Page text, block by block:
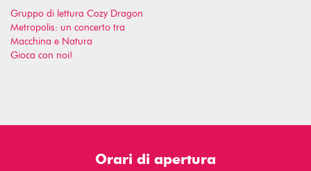
Gruppo di lettura Cozy Dragon
Metropolis: un concerto tra
Macchina e Natura
Gioca con noi!
Orari di apertura